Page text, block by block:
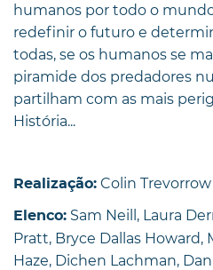
humanos por todo o
redefinir o futuro e
todas, se os humanos se
piramide dos predadores
partilham com as mais
História...
Realização: Colin Trevorrow
Elenco: Sam Neill, Laura
Pratt, Bryce Dallas
Haze, Dichen Lachman,